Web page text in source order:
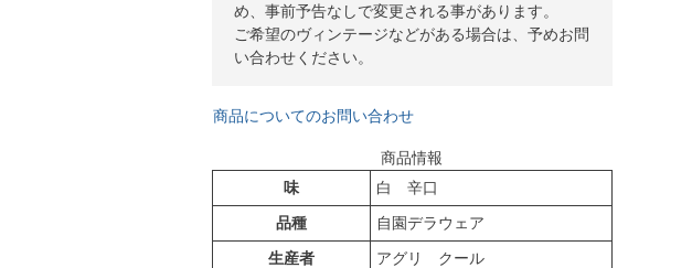
め、事前予告なしで変更される事があります。
ご希望のヴィンテージなどがある場合は、予めお問
い合わせください。
商品についてのお問い合わせ
商品情報
味
白 辛口
品種
自園デラウェア
生産者
アグリ クール